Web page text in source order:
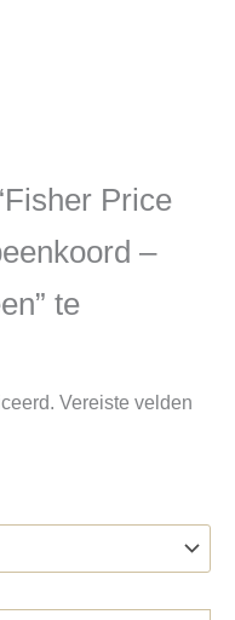
Price
–
te
Vereiste velden